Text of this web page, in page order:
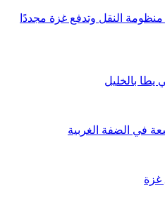
النقل وتدفع غزة مجددًا
في الضفة الغربية
غزة